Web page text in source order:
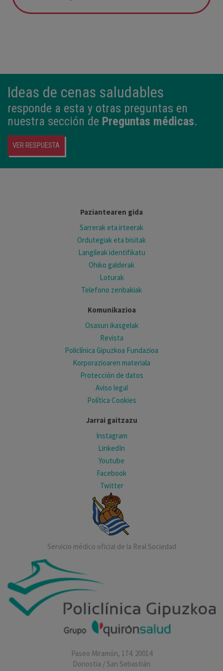
Ideas de cenas saludables
responde a esta y otras preguntas en
nuestra sección de Preguntas médicas.
VER RESPUESTA
Paziantearen gida
Sarrerak eta irteerak
Ordutegiak eta bisitak
Langileak identifikatu
Ohiko galderak
Loturak
Telefono zenbakiak
Komunikazioa
Osasun ikasgelak
Revista
Policlínica Gipuzkoa Fundazioa
Korporazioaren materiala
Protección de datos
Aviso legal
Política Cookies
Jarrai gaitzazu
Instagram
LinkedIn
Youtube
Facebook
Twitter
Servicio médico oficial de la Real Sociedad
Paseo Miramón, 174. 20014
Donostia / San Sebastián